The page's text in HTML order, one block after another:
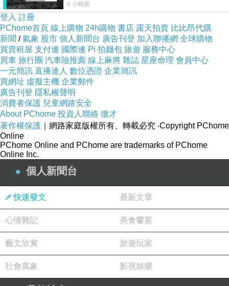
馬英九指出，我們現在也用簡體字，雖然用的
字跟大陸不完全一樣，最主要的意義就在於印刷
體盡量用正體漢字，這樣的話才能跟古代文化相
銜接，這點非常重要。
馬英九表示，在國外有許多中文學校，教台灣
來的學生正體字，碰到大陸來的學生，就教簡體
字。他認為正體字代表中華文化的特色，但大陸
因為採用簡體字，有些正體字看不懂，因此他希
望兩岸在這方面未來也能達成協議，採用「識正
書簡」方式。
馬英九說，「識正」就是認識正體字，但要書
寫的話可以寫簡體字，印刷體則盡量用正體字，
這樣才能跟中華文化的古籍接軌。
馬英九指出，他過去幾年一直努力發揚正體
字，也希望有朝一日正體字可以成為聯合國的世
界遺產，因為全球很少有一個文化能閱讀二千、
三千年前的文字，但中華文化做得到。
轉貼至:簡報
是只會到處甩鍋的雙標團隊，最近民進黨
4 小時前
登入 註冊
PChome首頁 線上購物 24h購物 書店 露天拍賣 比比昂代購
新聞 /氣象 股市 個人新聞台 廣告刊登 加入聯播網 全球購物
買賣租屋 支付連 國際連 Pi 拍錢包 旅遊 服務中心
買車 旅行團 汽車險推薦 線上麻將 雜誌 星座命理 會員中心
一元簡訊 直播達人 數位憑證 企業簡訊
買網址 虛擬主機 企業郵件
廣告刊登 隱私權聲明
消費者保護 兒童網路安全
About PChome 投資人聯絡 徵才
著作權保護 ｜網路家庭版權所有、轉載必究 ‧Copyright PChome
Online
PChome Online and PChome are trademarks of PChome
Online Inc.
個人新聞台
快速發文 最新文章
心情雜記 美食饗宴
藝文欣賞 旅遊玩家
社會萬象 影視娛樂